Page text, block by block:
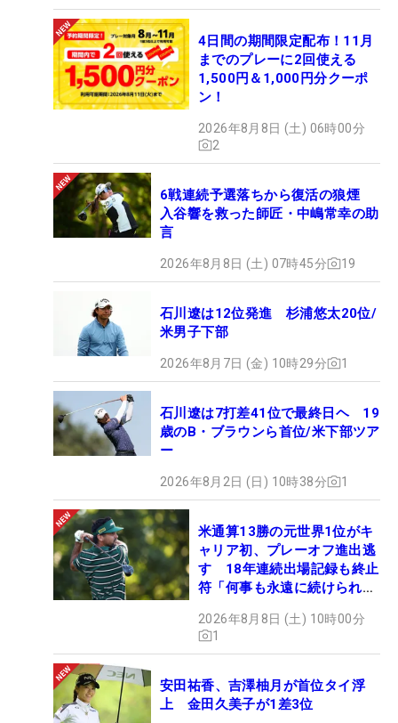
4日間の期間限定配布！11月
までのプレーに2回使える
1,500円＆1,000円分クーポ
ン！
2026年8月8日 (土) 06時00分
2
6戦連続予選落ちから復活の狼煙
入谷響を救った師匠・中嶋常幸の助
言
2026年8月8日 (土) 07時45分 19
石川遼は12位発進 杉浦悠太20位/
米男子下部
2026年8月7日 (金) 10時29分 1
石川遼は7打差41位で最終日ヘ 19
歳のB・ブラウンら首位/米下部ツア
ー
2026年8月2日 (日) 10時38分 1
米通算13勝の元世界1位がキ
ャリア初、プレーオフ進出逃
す 18年連続出場記録も終止
符「何事も永遠に続けられな
2026年8月8日 (土) 10時00分
1
安田祐香、吉澤柚月が首位タイ浮
上 金田久美子が1差3位